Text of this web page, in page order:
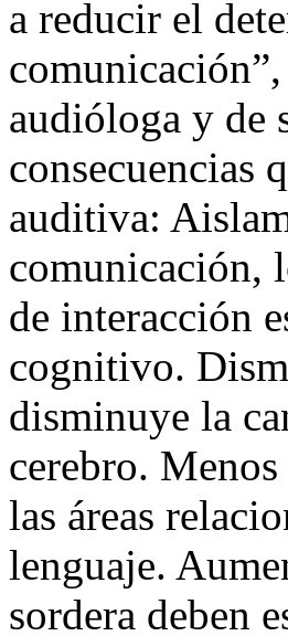
a reducir el
audióloga y de
consecuencias
auditiva:
comunicación,
de interacción
cognitivo.
disminuye la
cerebro.
las áreas
lenguaje.
sordera deben